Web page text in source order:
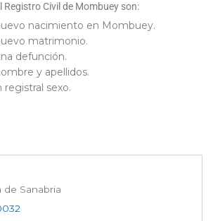
Registro Civil de Mombuey son:
nacimiento en Mombuey.
matrimonio.
defunción.
y apellidos.
registral sexo.
de Sanabria